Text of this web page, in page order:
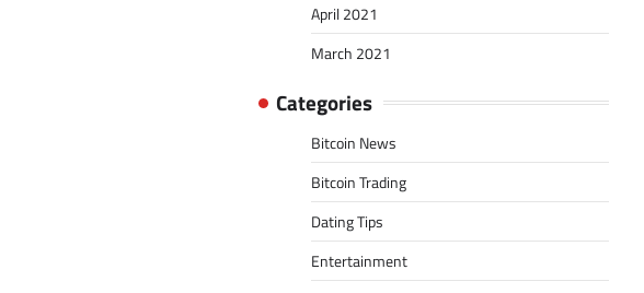
April 2021
March 2021
Categories
Bitcoin News
Bitcoin Trading
Dating Tips
Entertainment